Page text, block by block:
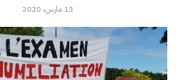
13 مارس، 2020